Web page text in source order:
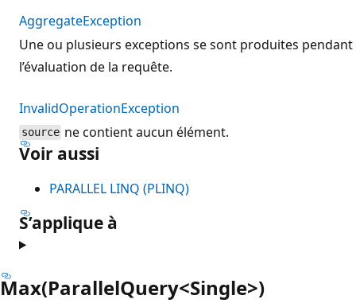
AggregateException
Une ou plusieurs exceptions se sont produites pendant
l’évaluation de la requête.
InvalidOperationException
source ne contient aucun élément.
Voir aussi
PARALLEL LINQ (PLINQ)
S’applique à
Max(ParallelQuery<Single>)